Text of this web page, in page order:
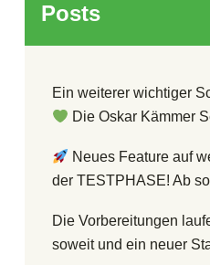
Posts
Ein weiterer wichtiger
Die Oskar Kämmer
Neues Feature auf
der TESTPHASE! Ab
Die Vorbereitungen
soweit und ein neuer